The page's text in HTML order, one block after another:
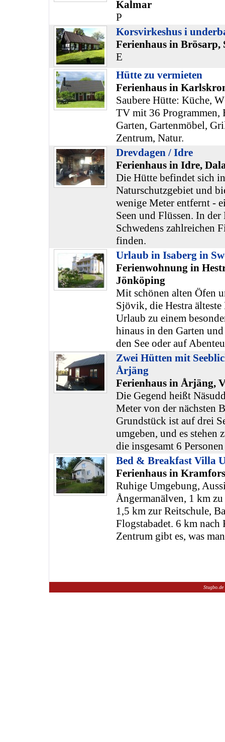
Kalmar
P
Korsvirkeshus i
Ferienhaus in Brösarp,
E
Hütte zu vermieten
Ferienhaus in
Saubere Hütte: Küche,
TV mit 36 Programmen,
Garten, Gartenmöbel,
Zentrum, Natur.
Drevdagen / Idre
Ferienhaus in Idre,
Die Hütte befindet sich
Naturschutzgebiet und
wenige Meter entfernt -
Seen und Flüssen. In
Schwedens zahlreichen
finden.
Urlaub in Isaberg in
Ferienwohnung in
Jönköping
Mit schönen alten Öfen
Sjövik, die Hestra älteste
Urlaub zu einem
hinaus in den Garten
den See oder auf
Zwei Hütten mit
Årjäng
Ferienhaus in Årjäng,
Die Gegend heißt
Meter von der nächsten
Grundstück ist auf drei
umgeben, und es stehen
die insgesamt 6
Bed & Breakfast Villa
Ferienhaus in
Ruhige Umgebung,
Ångermanälven, 1 km
1,5 km zur Reitschule,
Flogstabadet. 6 km nach
Zentrum gibt es, was